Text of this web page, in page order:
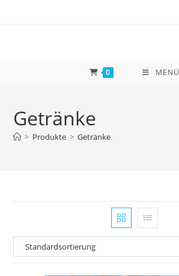
0 MENÜ
Getränke
> Produkte > Getränke